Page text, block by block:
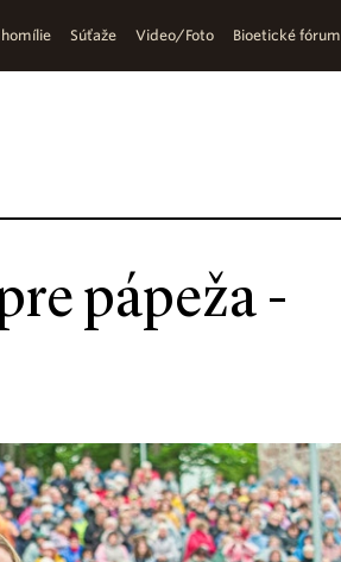
Súťaže Video/Foto Bioetické fórum
pápeža -